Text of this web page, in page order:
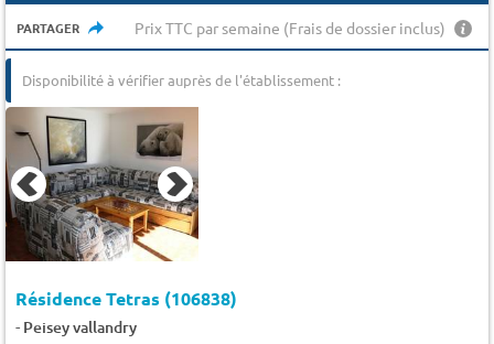
PARTAGER Prix TTC par semaine (Frais de dossier inclus)
Disponibilité à vérifier auprès de l'établissement :
Résidence Tetras (106838)
- Peisey vallandry